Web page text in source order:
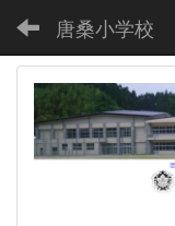
唐桑小学校